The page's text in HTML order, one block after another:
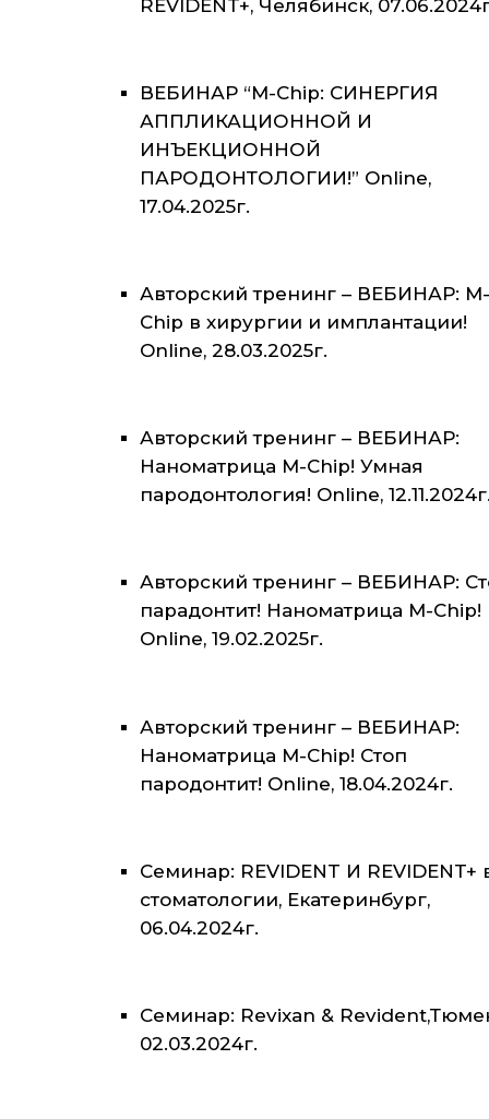
REVIDENT+, Челябинск,
ВЕБИНАР “M-Chip: СИНЕРГИЯ
АППЛИКАЦИОННОЙ И
ИНЪЕКЦИОННОЙ
ПАРОДОНТОЛОГИИ!” Online,
17.04.2025г.
Авторский тренинг – ВЕБИНАР: M-
Chip в хирургии и имплантации!
Online, 28.03.2025г.
Авторский тренинг – ВЕБИНАР:
Наноматрица M-Chip! Умная
пародонтология! Online,
Авторский тренинг – ВЕБИНАР:
парадонтит! Наноматрица M-Chip!
Online, 19.02.2025г.
Авторский тренинг – ВЕБИНАР:
Наноматрица M-Chip! Стоп
пародонтит! Online, 18.04.2024г.
Семинар: REVIDENT И REVIDENT+
стоматологии, Екатеринбург,
06.04.2024г.
Семинар: Revixan &
02.03.2024г.